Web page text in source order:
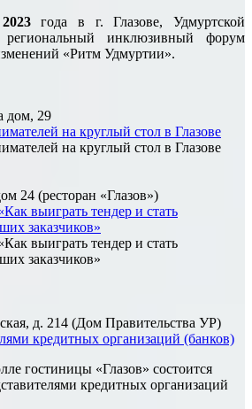
года в г. Глазове, Удмуртской
региональный инклюзивный форум
«Ритм Удмуртии».
дом, 29
на круглый стол в Глазове
на круглый стол в Глазове
24 (ресторан «Глазов»)
выиграть тендер и стать
заказчиков»
выиграть тендер и стать
заказчиков»
д. 214 (Дом Правительства УР)
кредитных организаций (банков)
гостиницы «Глазов» состоится
кредитных организаций